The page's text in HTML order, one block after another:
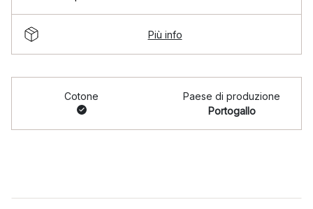
Più info
Cotone
Paese di produzione
Portogallo